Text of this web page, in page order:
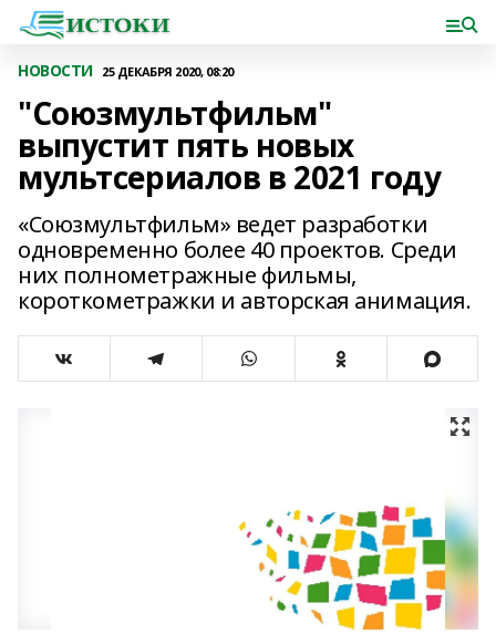
НОВОСТИ 25 ДЕКАБРЯ 2020, 08:20
"Союзмультфильм"
выпустит пять новых
мультсериалов в 2021 году
«Союзмультфильм» ведет разработки
одновременно более 40 проектов. Среди
них полнометражные фильмы,
короткометражки и авторская анимация.